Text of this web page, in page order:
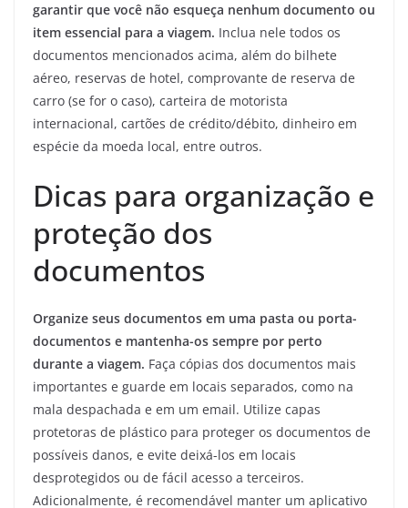
garantir que você não esqueça nenhum documento ou
item essencial para a viagem. Inclua nele todos os
documentos mencionados acima, além do bilhete
aéreo, reservas de hotel, comprovante de reserva de
carro (se for o caso), carteira de motorista
internacional, cartões de crédito/débito, dinheiro em
espécie da moeda local, entre outros.
Dicas para organização e
proteção dos
documentos
Organize seus documentos em uma pasta ou porta-
documentos e mantenha-os sempre por perto
durante a viagem. Faça cópias dos documentos mais
importantes e guarde em locais separados, como na
mala despachada e em um email. Utilize capas
protetoras de plástico para proteger os documentos de
possíveis danos, e evite deixá-los em locais
desprotegidos ou de fácil acesso a terceiros.
Adicionalmente, é recomendável manter um aplicativo